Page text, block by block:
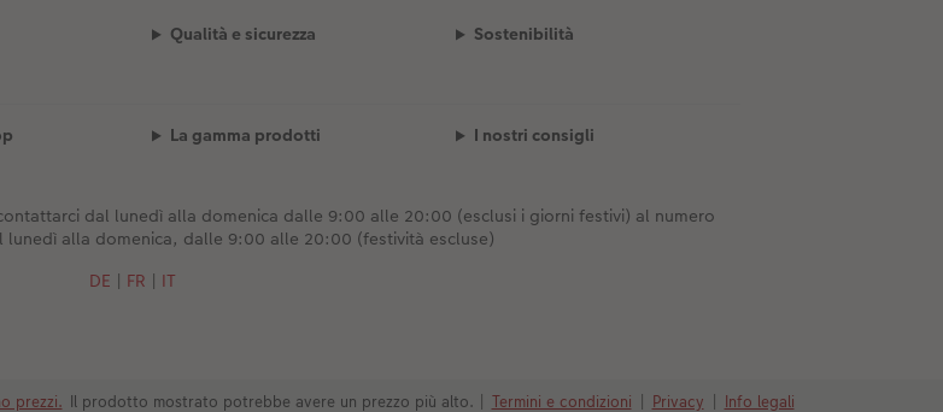
Qualità e sicurezza Sostenibilità
La gamma prodotti I nostri consigli
dal lunedì alla domenica dalle 9:00 alle 20:00 (esclusi i giorni festivi) al numero
lunedì alla domenica, dalle 9:00 alle 20:00 (festività escluse)
DE | FR | IT
prezzi. Il prodotto mostrato potrebbe avere un prezzo più alto. | Termini e condizioni | Privacy | Info legali